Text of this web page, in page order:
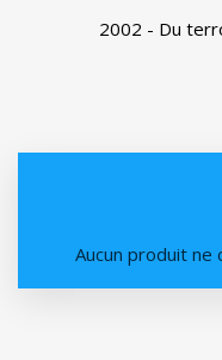
2002 - Du
Aucun produit